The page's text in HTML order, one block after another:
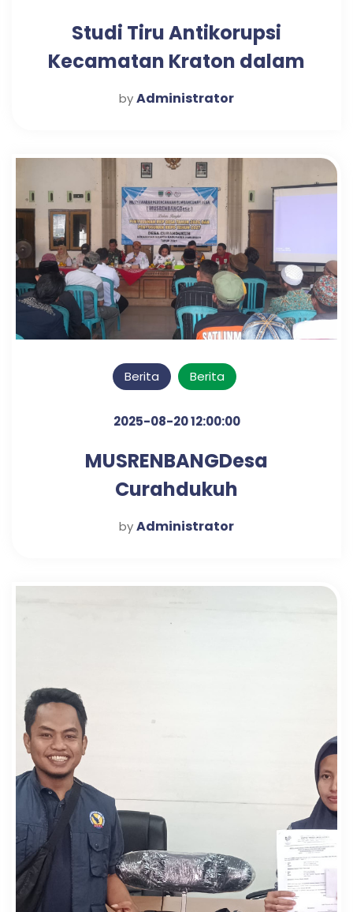
Studi Tiru Antikorupsi
Kecamatan Kraton dalam
Mewujudkan Pelayanan
byAdministrator
Berita Berita
2025-08-20 12:00:00
MUSRENBANGDesa
Curahdukuh
byAdministrator